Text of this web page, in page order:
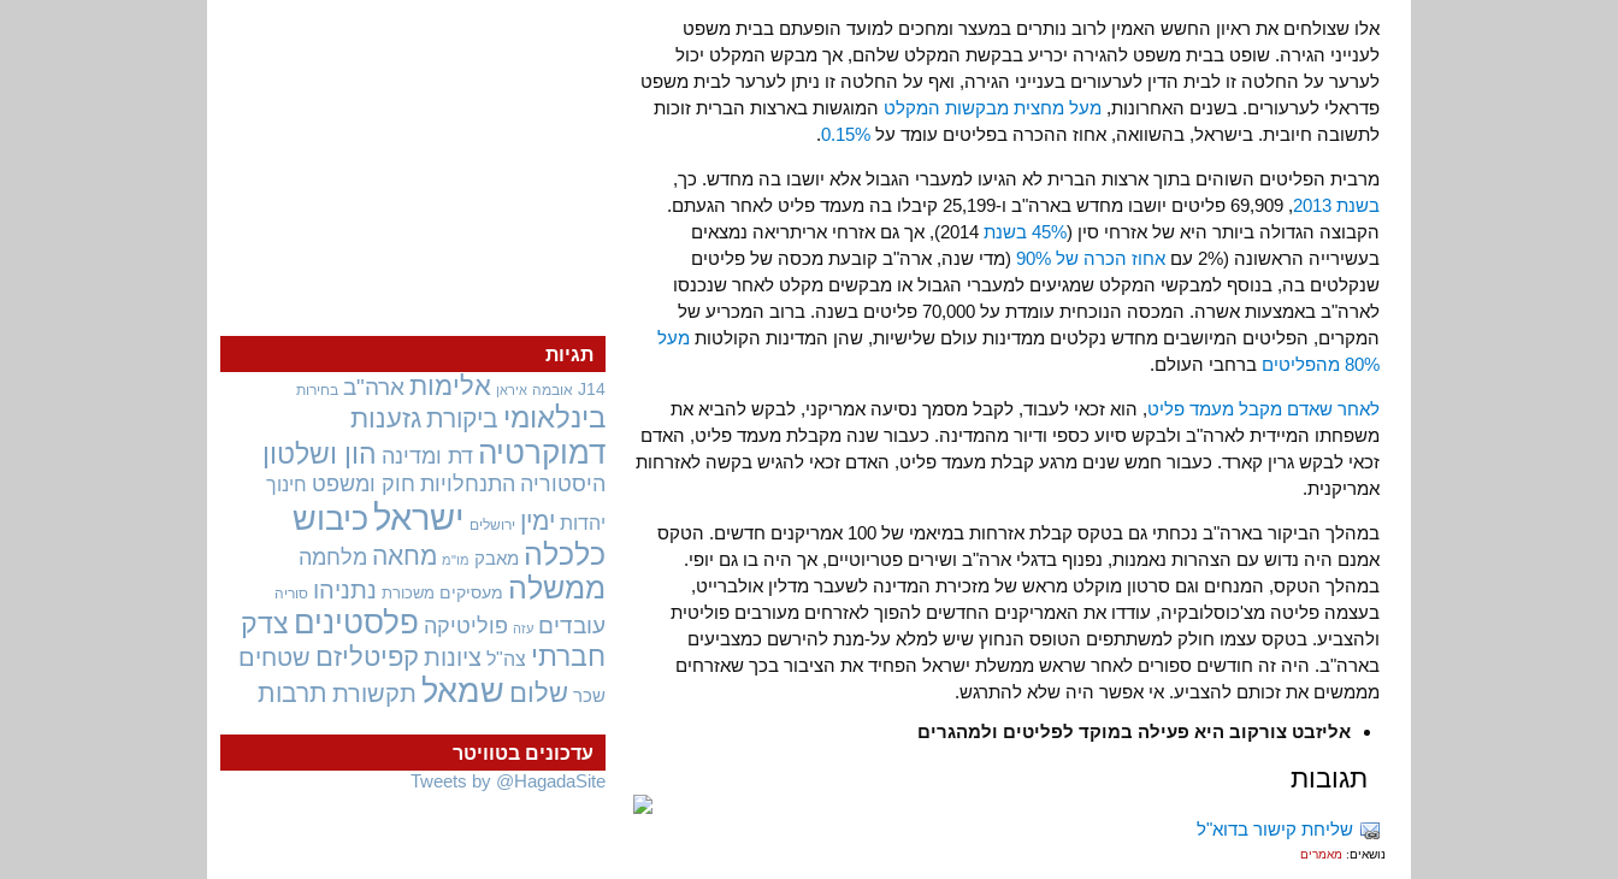
אלו שצולחים את ראיון החשש האמין לרוב נותרים במעצר ומחכים למועד הופעתם בבית משפט
לענייני הגירה. שופט בבית משפט להגירה יכריע בבקשת המקלט שלהם, אך מבקש המקלט יכול
לערער על החלטה זו לבית הדין לערעורים בענייני הגירה, ואף על החלטה זו ניתן לערער לבית משפט
פדראלי לערעורים. בשנים האחרונות, מעל מחצית מבקשות המקלט המוגשות בארצות הברית זוכות
לתשובה חיובית. בישראל, בהשוואה, אחוז ההכרה בפליטים עומד על 0.15%
.
מרבית הפליטים השוהים בתוך ארצות הברית לא הגיעו למעברי הגבול אלא יושבו בה מחדש. כך,
בשנת 2013
, 69,909 פליטים יושבו מחדש בארה"ב ו-25,199 קיבלו בה מעמד פליט לאחר הגעתם.
הקבוצה הגדולה ביותר היא של אזרחי סין (45% בשנת
2014), אך גם אזרחי אריתריאה נמצאים
בעשירייה הראשונה (2% עם
אחוז הכרה של 90%
(מדי שנה, ארה"ב קובעת מכסה של פליטים
שנקלטים בה, בנוסף למבקשי המקלט שמגיעים למעברי הגבול או מבקשים מקלט לאחר שנכנסו
לארה"ב באמצעות אשרה. המכסה הנוכחית עומדת על 70,000 פליטים בשנה. ברוב המכריע של
המקרים, הפליטים המיושבים מחדש נקלטים ממדינות עולם שלישיות, שהן המדינות הקולטות מעל
80% מהפליטים
ברחבי העולם.
לאחר שאדם מקבל מעמד פליט, הוא זכאי לעבוד, לקבל מסמך נסיעה אמריקני, לבקש להביא את
משפחתו המיידית לארה"ב ולבקש סיוע כספי ודיור מהמדינה. כעבור שנה מקבלת מעמד פליט, האדם
זכאי לבקש גרין קארד. כעבור חמש שנים מרגע קבלת מעמד פליט, האדם זכאי להגיש בקשה לאזרחות
אמריקנית.
במהלך הביקור בארה"ב נכחתי גם בטקס קבלת אזרחות במיאמי של 100 אמריקנים חדשים. הטקס
אמנם היה נדוש עם הצהרות נאמנות, נפנוף בדגלי ארה"ב ושירים פטריוטיים, אך היה בו גם יופי.
במהלך הטקס, המנחים וגם סרטון מוקלט מראש של מזכירת המדינה לשעבר מדלין אולברייט,
בעצמה פליטה מצ'כוסלובקיה, עודדו את האמריקנים החדשים להפוך לאזרחים מעורבים פוליטית
ולהצביע. בטקס עצמו חולק למשתתפים הטופס הנחוץ שיש למלא על-מנת להירשם כמצביעים
בארה"ב. היה זה חודשים ספורים לאחר שראש ממשלת ישראל הפחיד את הציבור בכך שאזרחים
מממשים את זכותם להצביע. אי אפשר היה שלא להתרגש.
אליזבט צורקוב היא פעילה במוקד לפליטים ולמהגרים
תגובות
שליחת קישור בדוא"ל
נושאים: מאמרים
עדכונים בטוויטר
Tweets by @HagadaSite
תגיות
J14 אובמה איראן אלימות ארה"ב בחירות
בינלאומי ביקורתגזענות
דמוקרטיה דת ומדינה הון ושלטון
היסטוריה התנחלויות חוק ומשפט חינוך
יהדות ימין ירושלים ישראל כיבוש
כלכלה מאבק מו"מ מחאה מלחמה
ממשלה מעסיקים משכורת נתניהו סוריה
עובדים עזה פוליטיקה פלסטינים צדק
חברתי צה"ל ציונות קפיטליזם שטחים
שכר שלום שמאל תקשורת תרבות